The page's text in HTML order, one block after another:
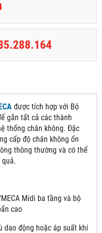
được tích hợp với Bộ
gắn tất cả các thành
thống chân không. Đặc
cấp độ chân không ổn
thông thường và có thể
Midi ba tầng và bộ
cao
dao động hoặc áp suất khí